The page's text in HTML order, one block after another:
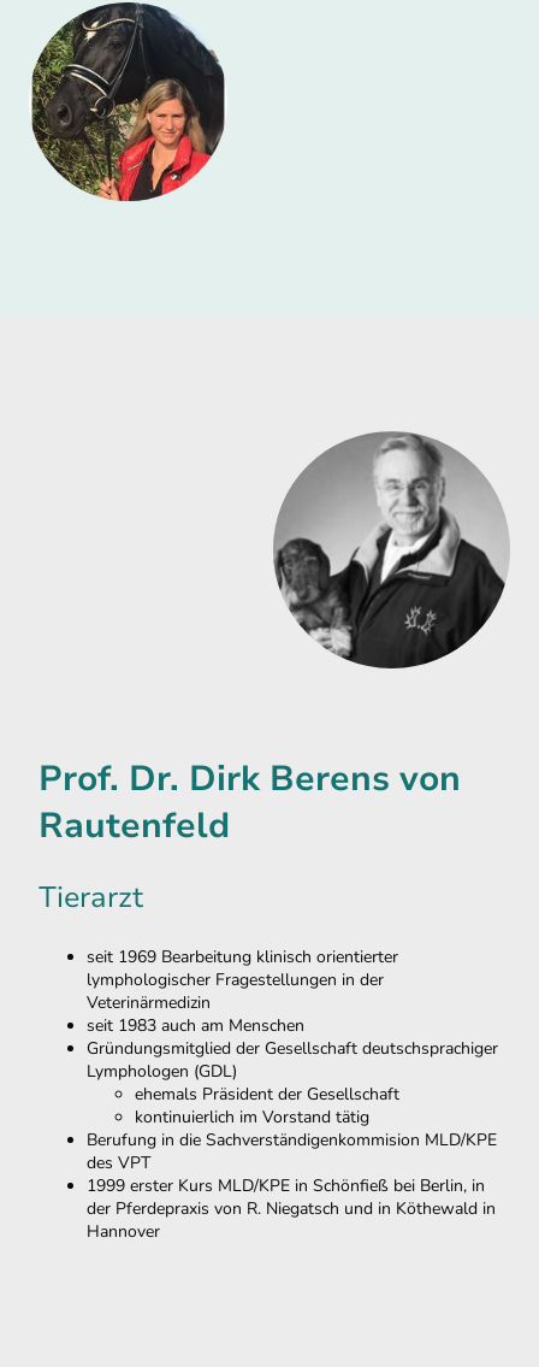
Prof. Dr. Dirk Berens von
Rautenfeld
Tierarzt
seit 1969 Bearbeitung klinisch orientierter
lymphologischer Fragestellungen in der
Veterinärmedizin
seit 1983 auch am Menschen
Gründungsmitglied der Gesellschaft deutschsprachiger
Lymphologen (GDL)
ehemals Präsident der Gesellschaft
kontinuierlich im Vorstand tätig
Berufung in die Sachverständigenkommision MLD/KPE
des VPT
1999 erster Kurs MLD/KPE in Schönfieß bei Berlin, in
der Pferdepraxis von R. Niegatsch und in Köthewald in
Hannover